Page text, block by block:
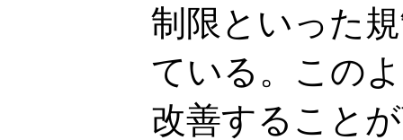
制限といった
ている。この
改善すること